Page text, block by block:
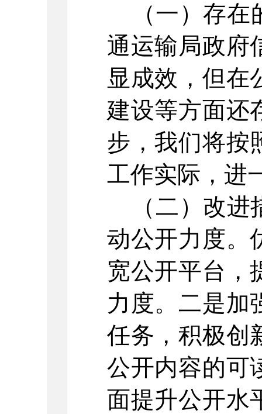
（一）存在
通运输局政府
显成效，但在
建设等方面还
步，我们将按
工作实际，进
（二）改进
动公开力度。
宽公开平台，
力度。二是加
任务，积极创
公开内容的可
面提升公开水